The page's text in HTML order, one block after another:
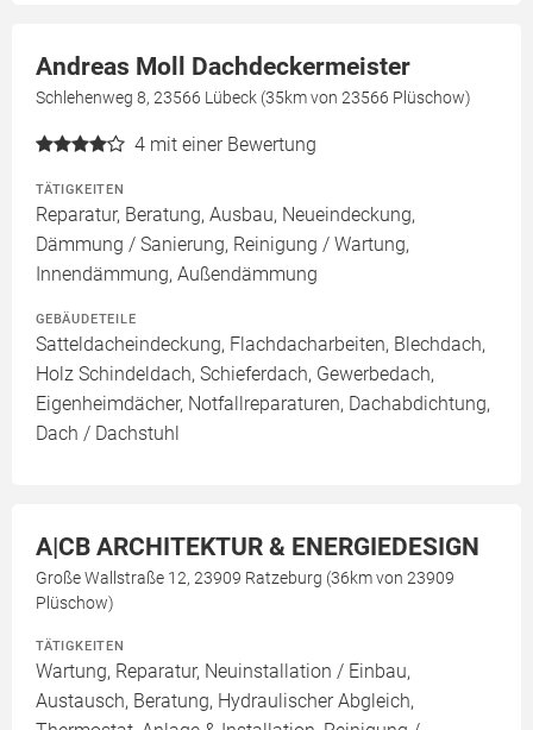
Andreas Moll Dachdeckermeister
Schlehenweg 8, 23566 Lübeck (35km von 23566 Plüschow)
4 mit einer Bewertung
TÄTIGKEITEN
Reparatur, Beratung, Ausbau, Neueindeckung,
Dämmung / Sanierung, Reinigung / Wartung,
Innendämmung, Außendämmung
GEBÄUDETEILE
Satteldacheindeckung, Flachdacharbeiten, Blechdach,
Holz Schindeldach, Schieferdach, Gewerbedach,
Eigenheimdächer, Notfallreparaturen, Dachabdichtung,
Dach / Dachstuhl
A|CB ARCHITEKTUR & ENERGIEDESIGN
Große Wallstraße 12, 23909 Ratzeburg (36km von 23909
Plüschow)
TÄTIGKEITEN
Wartung, Reparatur, Neuinstallation / Einbau,
Austausch, Beratung, Hydraulischer Abgleich,